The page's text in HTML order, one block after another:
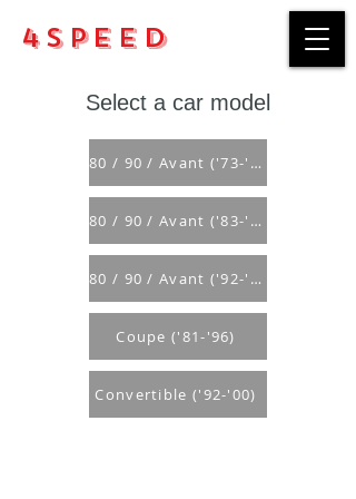
4Speed
Select a car model
80 / 90 / Avant ('73-'96)
80 / 90 / Avant ('83-'92), S2 Coupe B3 ('91-'96)
80 / 90 / Avant ('92-'96), S2 / Avant (B4) &amp; RS2 (B4)
Coupe ('81-'96)
Convertible ('92-'00)